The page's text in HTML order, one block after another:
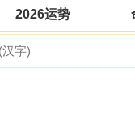
2026运势